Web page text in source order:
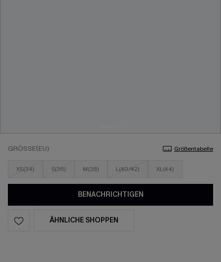
GRÖSSE(EU) Größentabelle
XS(34) S(36) M(38) L(40/42) XL(44)
BENACHRICHTIGEN
ÄHNLICHE SHOPPEN